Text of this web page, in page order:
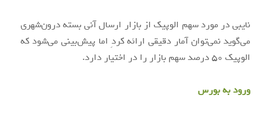
نایبی در مورد سهم الوپیک از بازار ارسال آنی بسته درون‌شهری
می‌گوید نمی‌توان آمار دقیقی ارائه کردِ اما پیش‌بینی می‌شود که
الوپیک ۵۰ درصد سهم بازار را در اختیار دارد.
ورود به بورس